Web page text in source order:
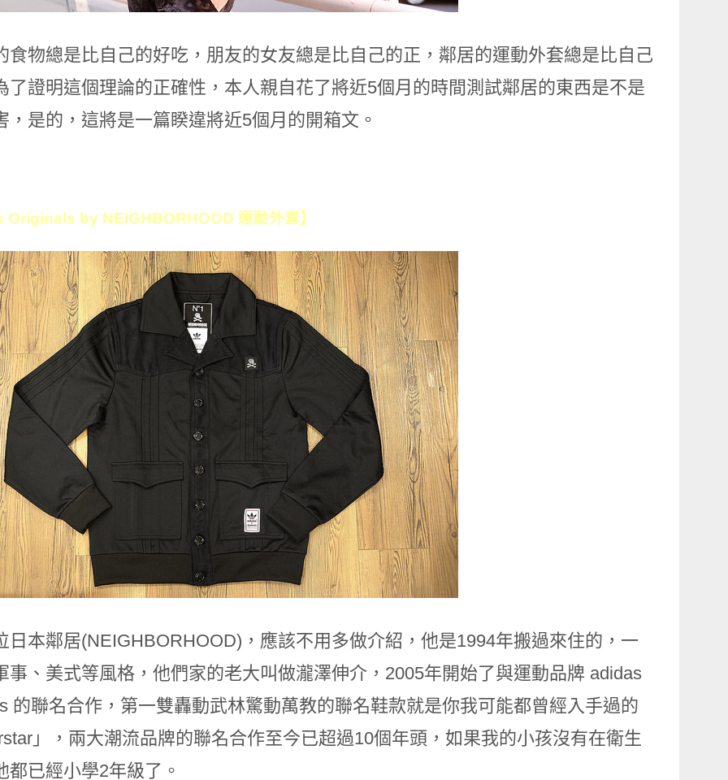
食物總是比自己的好吃，朋友的女友總是比自己的正，鄰居的運動外套總是比自己
了證明這個理論的正確性，本人親自花了將近5個月的時間測試鄰居的東西是不是
，是的，這將是一篇睽違將近5個月的開箱文。
Originals by NEIGHBORHOOD 運動外套】
日本鄰居(NEIGHBORHOOD)，應該不用多做介紹，他是1994年搬過來住的，一
事、美式等風格，他們家的老大叫做瀧澤伸介，2005年開始了與運動品牌 adidas
的聯名合作，第一雙轟動武林驚動萬教的聯名鞋款就是你我可能都曾經入手過的
」，兩大潮流品牌的聯名合作至今已超過10個年頭，如果我的小孩沒有在衛生
都已經小學2年級了。